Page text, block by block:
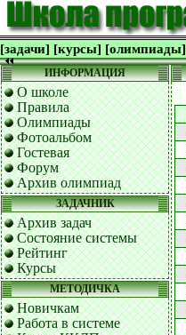
[задачи] [курсы] [олимпиады]
ИНФОРМАЦИЯ
О школе
Правила
Олимпиады
Фотоальбом
Гостевая
Форум
Архив олимпиад
ЗАДАЧНИК
Архив задач
Состояние системы
Рейтинг
Курсы
МЕТОДИЧКА
Новичкам
Работа в системе